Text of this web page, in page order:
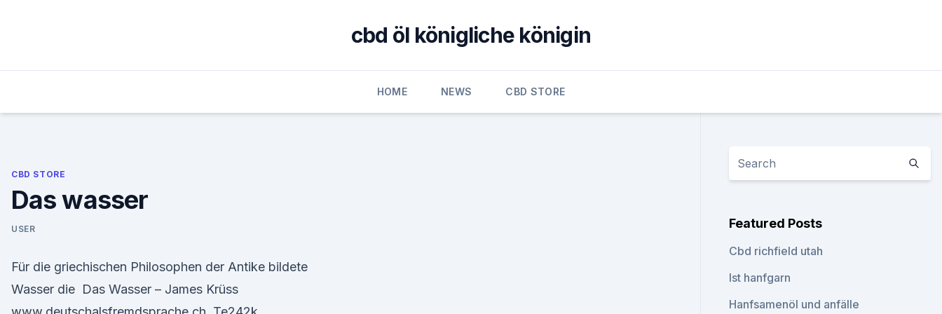
cbd öl königliche königin
HOME NEWS CBD STORE
CBD STORE
Das wasser
USER
Für die griechischen Philosophen der Antike bildete
Wasser die Das Wasser – James Krüss
Featured Posts
Cbd richfield utah
Ist hanfgarn
Hanfsamenöl und anfälle